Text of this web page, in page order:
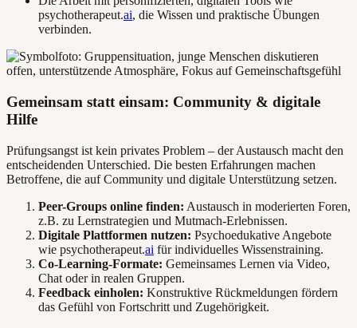
psychotherapeut.ai, die Wissen und praktische Übungen
verbinden.
Gemeinsam statt einsam: Community & digitale
Hilfe
Prüfungsangst ist kein privates Problem – der Austausch macht den
entscheidenden Unterschied. Die besten Erfahrungen machen
Betroffene, die auf Community und digitale Unterstützung setzen.
Peer-Groups online finden: Austausch in moderierten Foren,
z.B. zu Lernstrategien und Mutmach-Erlebnissen.
Digitale Plattformen nutzen: Psychoedukative Angebote
wie psychotherapeut.ai für individuelles Wissenstraining.
Co-Learning-Formate: Gemeinsames Lernen via Video,
Chat oder in realen Gruppen.
Feedback einholen: Konstruktive Rückmeldungen fördern
das Gefühl von Fortschritt und Zugehörigkeit.